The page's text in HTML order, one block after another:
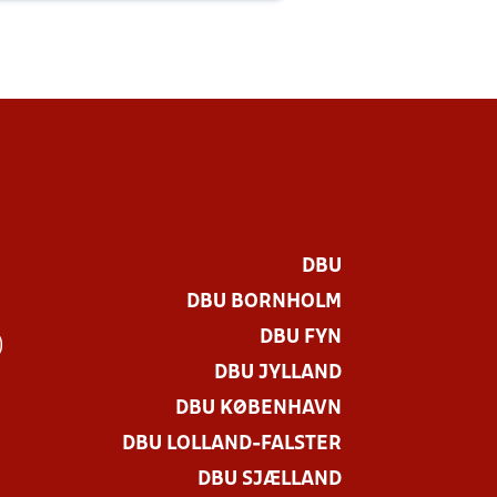
DBU
DBU BORNHOLM
DBU FYN
DBU JYLLAND
DBU KØBENHAVN
DBU LOLLAND-FALSTER
DBU SJÆLLAND